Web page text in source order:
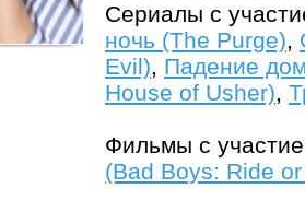
Сериалы с
ночь (The Purge),
Evil), Падение
House of Usher),
Фильмы с
(Bad Boys: Ride